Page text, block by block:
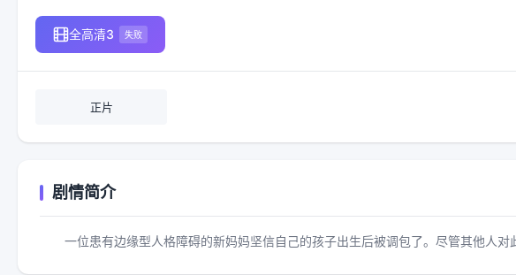
全高清3 失败
正片
剧情简介
一位患有边缘型人格障碍的新妈妈坚信自己的孩子出生后被调包了。尽管其他人